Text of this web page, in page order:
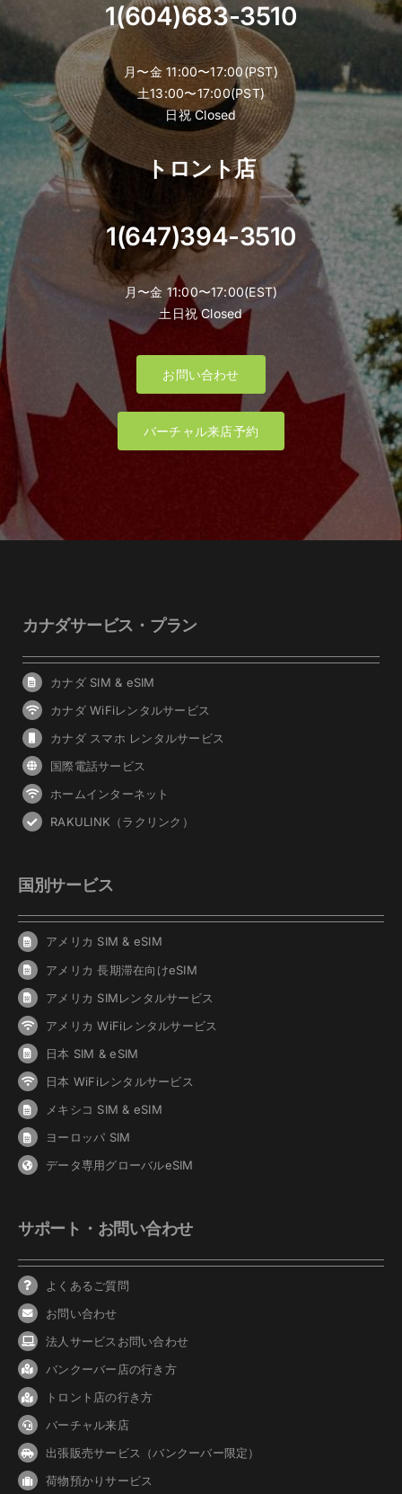
1(604)683-3510
月〜金 11:00〜17:00(PST)
土13:00〜17:00(PST)
日祝 Closed
トロント店
1(647)394-3510
月〜金 11:00〜17:00(EST)
土日祝 Closed
お問い合わせ
バーチャル来店予約
カナダサービス・プラン
カナダ SIM & eSIM
カナダ WiFiレンタルサービス
カナダ スマホ レンタルサービス
国際電話サービス
ホームインターネット
RAKULINK（ラクリンク）
国別サービス
アメリカ SIM & eSIM
アメリカ 長期滞在向けeSIM
アメリカ SIMレンタルサービス
アメリカ WiFiレンタルサービス
日本 SIM & eSIM
日本 WiFiレンタルサービス
メキシコ SIM & eSIM
ヨーロッパ SIM
データ専用グローバルeSIM
サポート・お問い合わせ
よくあるご質問
お問い合わせ
法人サービスお問い合わせ
バンクーバー 店の行き方
トロント店の行き方
バーチャル来店
出張販売サービス（バンクーバー限定）
荷物預かりサービス